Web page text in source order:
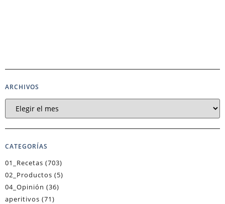
ARCHIVOS
CATEGORÍAS
01_Recetas (703)
02_Productos (5)
04_Opinión (36)
aperitivos (71)